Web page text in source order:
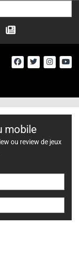
mobile
ou review de jeux